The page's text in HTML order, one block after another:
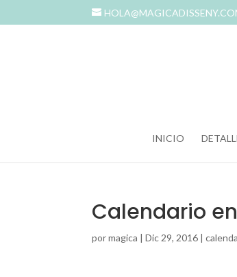
INICIO
Calendario
pormagica |Dic 29, 2016 |